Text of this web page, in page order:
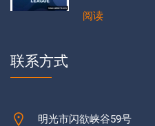
阅读
联系方式
明光市闪欲峡谷59号